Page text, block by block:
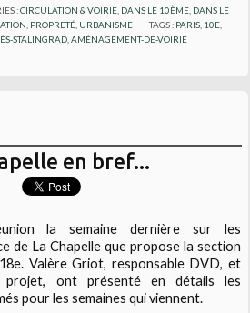
:CIRCULATION & VOIRIE, DANS LE 10ÈME, DANS LE
PROPRETÉ URBANISME TAGS : PARIS 10E
STALINGRAD ,AMÉNAGEMENT-DE-VOIRIE
en bref...
la semaine dernière sur les
de La Chapelle que propose la section
Valère Griot, responsable DVD, et
ont présenté en détails les
pour les semaines qui viennent.